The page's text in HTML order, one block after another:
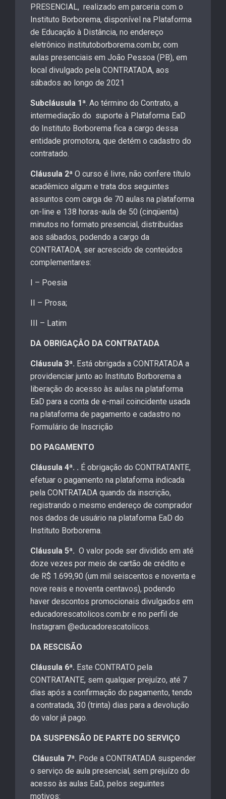
PRESENCIAL, realizado em parceria com o
Instituto Borborema, disponível na Plataforma
de Educação à Distância, no endereço
eletrônico institutoborborema.com.br, com
aulas presenciais em João Pessoa (PB), em
local divulgado pela CONTRATADA, aos
sábados ao longo de 2021
Subcláusula 1ª. Ao término do Contrato, a
intermediação do suporte à Plataforma EaD
do Instituto Borborema fica a cargo dessa
entidade promotora, que detém o cadastro do
contratado.
Cláusula 2ª O curso é livre, não confere título
acadêmico algum e trata dos seguintes
assuntos com carga de 70 aulas na plataforma
on-line e 138 horas-aula de 50 (cinqüenta)
minutos no formato presencial, distribuídas
aos sábados, podendo a cargo da
CONTRATADA, ser acrescido de conteúdos
complementares:
I – Poesia
II – Prosa;
III – Latim
DA OBRIGAÇÂO DA CONTRATADA
Cláusula 3ª. Está obrigada a CONTRATADA a
providenciar junto ao Instituto Borborema a
liberação do acesso às aulas na plataforma
EaD para a conta de e-mail coincidente usada
na plataforma de pagamento e cadastro no
Formulário de Inscrição
DO PAGAMENTO
Cláusula 4ª. . É obrigação do CONTRATANTE,
efetuar o pagamento na plataforma indicada
pela CONTRATADA quando da inscrição,
registrando o mesmo endereço de comprador
nos dados de usuário na plataforma EaD do
Instituto Borborema.
Cláusula 5ª. O valor pode ser dividido em até
doze vezes por meio de cartão de crédito e
de R$ 1.699,90 (um mil seiscentos e noventa e
nove reais e noventa centavos), podendo
haver descontos promocionais divulgados em
educadorescatolicos.com.br e no perfil de
Instagram @educadorescatolicos.
DA RESCISÃO
Cláusula 6ª. Este CONTRATO pela
CONTRATANTE, sem qualquer prejuízo, até 7
dias após a confirmação do pagamento, tendo
a contratada, 30 (trinta) dias para a devolução
do valor já pago.
DA SUSPENSÃO DE PARTE DO SERVIÇO
Cláusula 7ª. Pode a CONTRATADA suspender
o serviço de aula presencial, sem prejuízo do
acesso às aulas EaD, pelos seguintes
motivos: